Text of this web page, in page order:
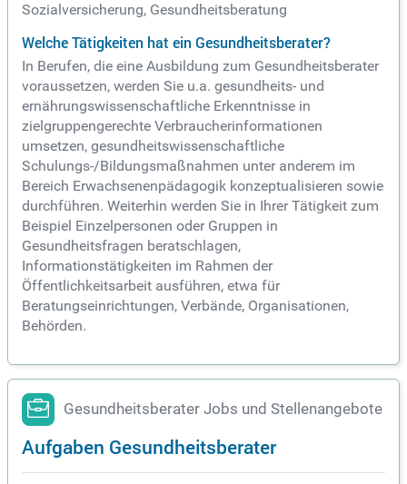
Sozialversicherung, Gesundheitsberatung
Welche Tätigkeiten hat ein Gesundheitsberater?
In Berufen, die eine Ausbildung zum Gesundheitsberater
voraussetzen, werden Sie u.a. gesundheits- und
ernährungswissenschaftliche Erkenntnisse in
zielgruppengerechte Verbraucherinformationen
umsetzen, gesundheitswissenschaftliche
Schulungs-/Bildungsmaßnahmen unter anderem im
Bereich Erwachsenenpädagogik konzeptualisieren sowie
durchführen. Weiterhin werden Sie in Ihrer Tätigkeit zum
Beispiel Einzelpersonen oder Gruppen in
Gesundheitsfragen beratschlagen,
Informationstätigkeiten im Rahmen der
Öffentlichkeitsarbeit ausführen, etwa für
Beratungseinrichtungen, Verbände, Organisationen,
Behörden.
Gesundheitsberater Jobs und Stellenangebote
Aufgaben Gesundheitsberater